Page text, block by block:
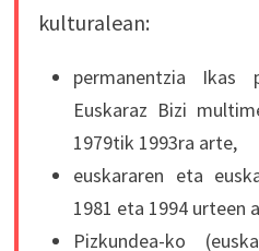
kulturalean:
permanentzia Ikas
Euskaraz Bizi
1979tik 1993ra arte,
euskararen eta
1981 eta 1994 urteen
Pizkundea-ko